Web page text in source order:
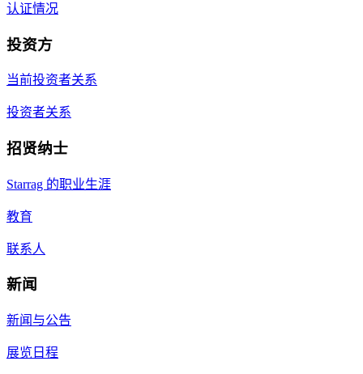
认证情况
投资方
当前投资者关系
投资者关系
招贤纳士
Starrag 的职业生涯
教育
联系人
新闻
新闻与公告
展览日程